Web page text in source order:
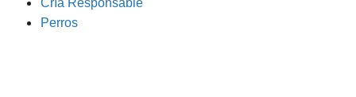
Perros